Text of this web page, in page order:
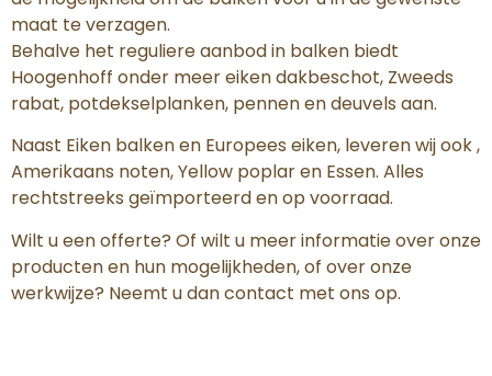
maat te verzagen.
Behalve het reguliere aanbod in balken biedt
Hoogenhoff onder meer eiken dakbeschot, Zweeds
rabat, potdekselplanken, pennen en deuvels aan.
Naast Eiken balken en Europees eiken, leveren wij ook ,
Amerikaans noten, Yellow poplar en Essen. Alles
rechtstreeks geïmporteerd en op voorraad.
Wilt u een offerte? Of wilt u meer informatie over onze
producten en hun mogelijkheden, of over onze
werkwijze? Neemt u dan contact met ons op.